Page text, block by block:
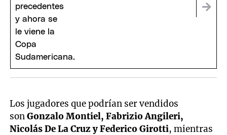
Los jugadores que podrían ser vendidos
sonGonzalo Montiel, Fabrizio Angileri,
Nicolás De La Cruz y Federico Girotti, mientras